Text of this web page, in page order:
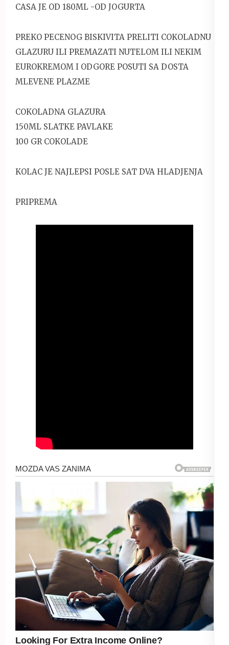
CASA JE OD 180ML -OD JOGURTA
PREKO PECENOG BISKIVITA PRELITI COKOLADNU
GLAZURU ILI PREMAZATI NUTELOM ILI NEKIM
EUROKREMOM I ODGORE POSUTI SA DOSTA
MLEVENE PLAZME
COKOLADNA GLAZURA
150ML SLATKE PAVLAKE
100 GR COKOLADE
KOLAC JE NAJLEPSI POSLE SAT DVA HLADJENJA
PRIPREMA